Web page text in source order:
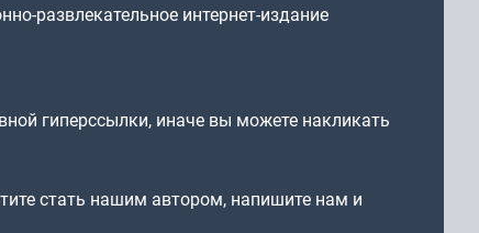
развлекательное интернет-издание
гиперссылки, иначе вы можете накликать
стать нашим автором, напишите нам и